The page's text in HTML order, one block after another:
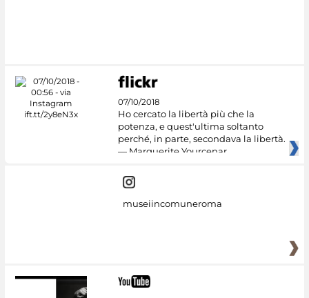
07/10/2018
Ho cercato la libertà più che la
potenza, e quest'ultima soltanto
perché, in parte, secondava la libertà.
— Marguerite Yourcenar
museiincomuneroma